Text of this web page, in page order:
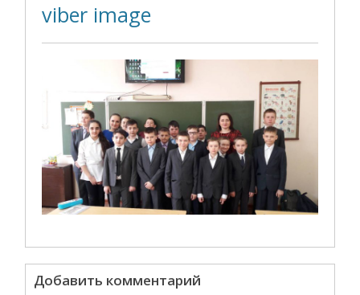
viber image
Добавить комментарий